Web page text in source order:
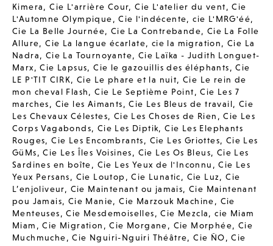
Kimera,Cie L'arrière Cour,Cie L'atelier du vent,Cie
L'Automne Olympique,Cie l'indécente,cie L'MRG'éé,
Cie La Belle Journée, Cie La Contrebande, Cie La Folle
Allure,Cie La langue écarlate, cie la migration,Cie La
Nadra, Cie La Tournoyante, Cie Laïka - Judith Longuet-
Marx,Cie Lapsus,Cie le gazouillis des éléphants,Cie
LE P'TIT CIRK,Cie Le phare et la nuit,Cie Le rein de
mon cheval Flash,Cie Le Septième Point,Cie Les 7
marches, Cie les Aimants,Cie Les Bleus de travail, Cie
Les Chevaux Célestes, Cie Les Choses de Rien ,Cie Les
Corps Vagabonds, Cie Les Diptik,Cie Les Elephants
Rouges,Cie Les Encombrants, Cie Les Griottes, Cie Les
GüMs,Cie Les Îles Voisines, Cie Les Os Bleus, Cie Les
Sardines en boîte, Cie Les Yeux de l'Inconnu ,Cie Les
Yeux Persans, Cie Loutop ,Cie Lunatic, Cie Luz,Cie
L’enjoliveur, Cie Maintenant ou jamais,Cie Maintenant
pou Jamais, Cie Manie,Cie Marzouk Machine, Cie
Menteuses,Cie Mesdemoiselles,Cie Mezcla,cie Miam
Miam ,Cie Migration ,Cie Morgane, Cie Morphée, Cie
Muchmuche,Cie Nguiri-Nguiri Théâtre,Cie ÑO,Cie